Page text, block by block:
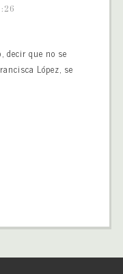
decir que no se
López, se